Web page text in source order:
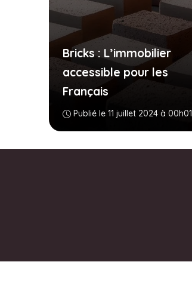
Bricks : L’immobilier
accessible pour les
Français
Publié le 11 juillet 2024 à 00h01